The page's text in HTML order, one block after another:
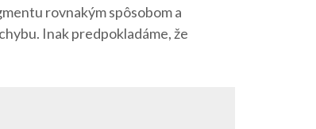
rovnakým spôsobom a
Inak predpokladáme, že